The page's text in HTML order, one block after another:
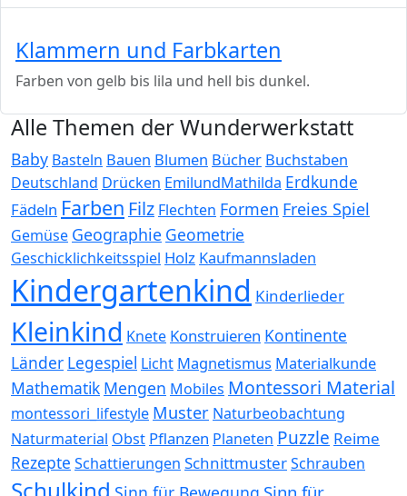
Klammern und Farbkarten
Farben von gelb bis lila und hell bis dunkel.
Alle Themen der Wunderwerkstatt
Baby Basteln Bauen Blumen Bücher Buchstaben
Deutschland Drücken EmilundMathilda Erdkunde
Fädeln Farben Filz Flechten Formen Freies Spiel
Gemüse Geographie Geometrie
Geschicklichkeitsspiel Holz Kaufmannsladen
Kindergartenkind Kinderlieder
Kleinkind Knete Konstruieren Kontinente
Länder Legespiel Licht Magnetismus Materialkunde
Mathematik Mengen Mobiles Montessori Material
montessori_lifestyle Muster Naturbeobachtung
Naturmaterial Obst Pflanzen Planeten Puzzle Reime
Rezepte Schattierungen SchnittmusterSchrauben
Schulkind